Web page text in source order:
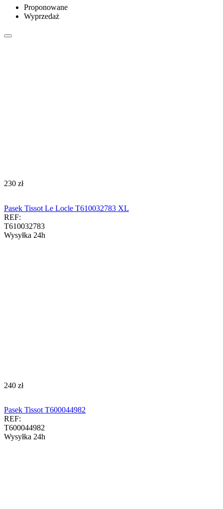
Proponowane
Wyprzedaż
‍230‍ zł
Pasek Tissot Le Locle T610032783 XL
REF:
T610032783
Wysyłka 24h
‍240‍ zł
Pasek Tissot T600044982
REF:
T600044982
Wysyłka 24h